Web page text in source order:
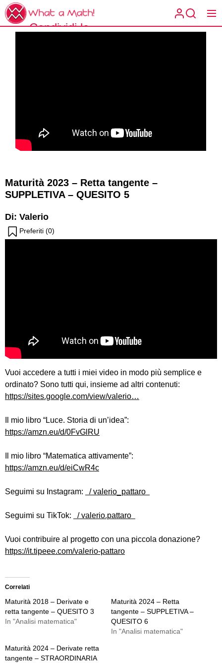
Skip
to
the
What
Math!
What a
Condividi la
Maturità 2023 – Retta tangente –
SUPPLETIVA – QUESITO 5
Di: Valerio
Preferiti (0)
Vuoi accedere a tutti i miei video in modo più semplice e
ordinato? Sono tutti qui, insieme ad altri contenuti:
https://sites.google.com/view/valerio…
Il mio libro “Luce. Storia di un’idea”:
https://amzn.eu/d/0FvGlRU
Il mio libro “Matematica attivamente”:
https://amzn.eu/d/eiCwR4c
Seguimi su Instagram: / valerio_pattaro
Seguimi su TikTok: / valerio.pattaro
Vuoi contribuire al progetto con una piccola donazione?
https://it.tipeee.com/valerio-pattaro
Correlati
Maturità 2018 – Derivate e
retta tangente – QUESITO 3
In "Analisi matematica"
Maturità 2024 – Retta
tangente – SUPPLETIVA –
QUESITO 6
In "Analisi matematica"
Maturità 2024 – Derivate retta
tangente – STRAORDINARIA